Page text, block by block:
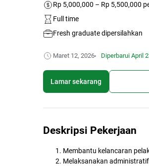
Rp 5,000,000 – Rp 5,500,000
Full time
Fresh graduate dipersilahkan
Maret 12, 2026 Diperbarui April
Lamar sekarang
Deskripsi Pekerjaan
Membantu kelancaran
Melaksanakan